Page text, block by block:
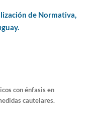
de Normativa,
con énfasis en
cautelares.